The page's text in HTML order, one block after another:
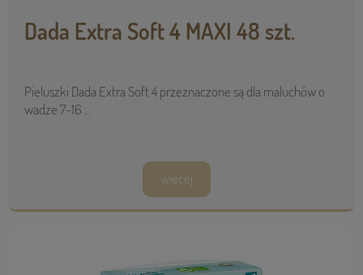
Dada Extra Soft 4 MAXI 48 szt.
Pieluszki Dada Extra Soft 4 przeznaczone są dla maluchów o
wadze 7-16 ...
więcej